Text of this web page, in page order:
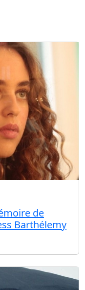
de
Barthélemy